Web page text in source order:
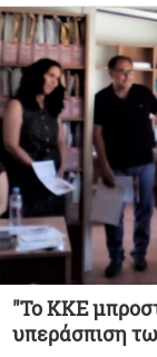
"Το ΚΚΕ
υπεράσπιση